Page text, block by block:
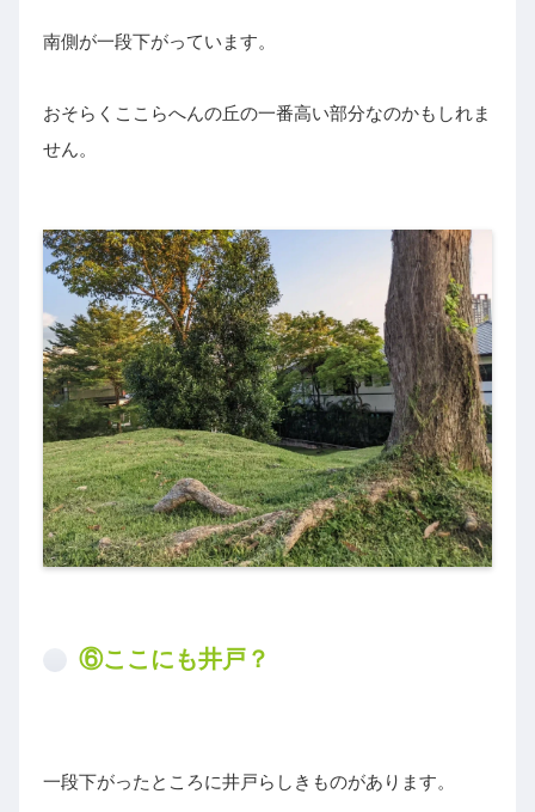
南側が一段下がっています。
おそらくここらへんの丘の一番高い部分なのかもしれま
せん。
⑥ここにも井戸？
一段下がったところに井戸らしきものがあります。